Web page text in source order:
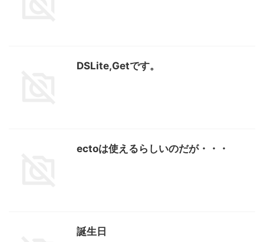
DSLite,Getです。
ectoは使えるらしいのだが・・・
誕生日